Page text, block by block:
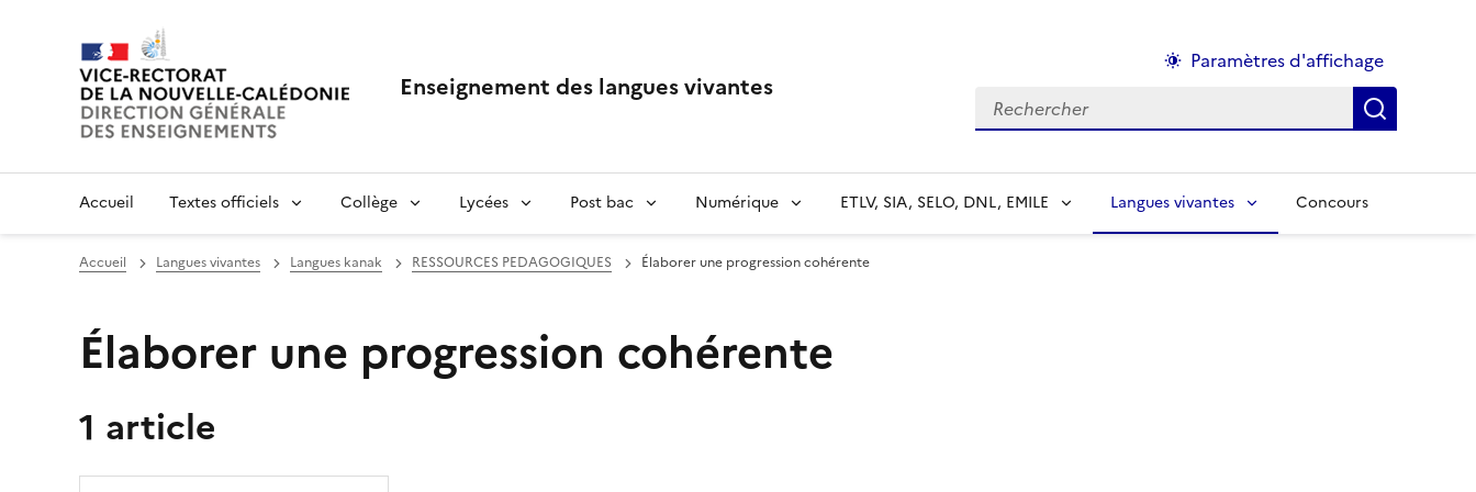
Enseignement des langues vivantes
Paramètres d'affichage
Rechercher :
Accueil Textes officiels Collège Lycées Post bac Numérique ETLV, SIA, SELO, DNL, EMILE Langues vivantes Concours
Accueil Langues vivantes Langues kanak RESSOURCES PEDAGOGIQUES Élaborer une progression cohérente
Élaborer une progression cohérente
1 article